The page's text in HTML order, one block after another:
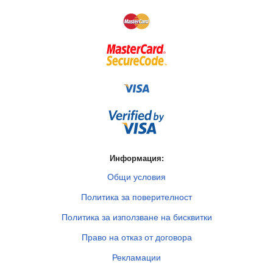
Информация:
Общи условия
Политика за поверителност
Политика за използване на бисквитки
Право на отказ от договора
Рекламации